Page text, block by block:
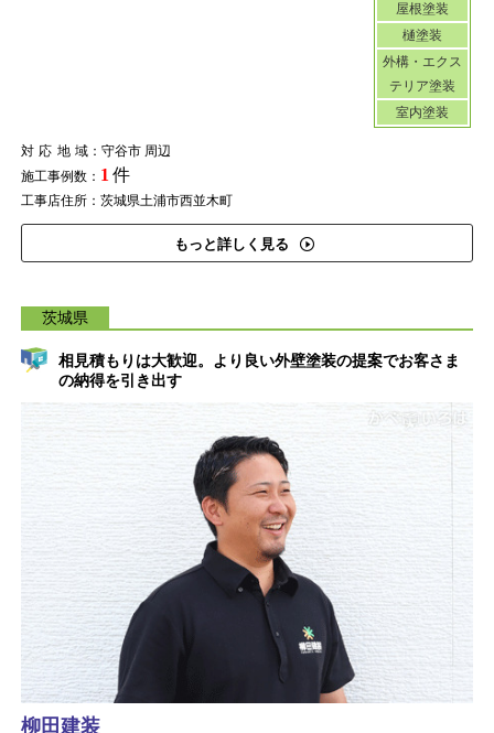
屋根塗装
樋塗装
外構・エクス
テリア塗装
室内塗装
対応地域：守谷市 周辺
施工事例数： 1 件
工事店住所：茨城県土浦市西並木町
もっと詳しく見る
茨城県
相見積もりは大歓迎。より良い外壁塗装の提案でお客さま
の納得を引き出す
柳田建装